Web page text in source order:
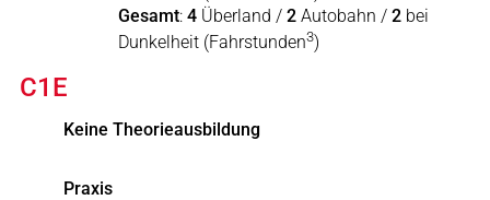
Gesamt: 4 Überland /2 Autobahn /2 bei
Dunkelheit (Fahrstunden3)
C1E
Keine Theorieausbildung
Praxis